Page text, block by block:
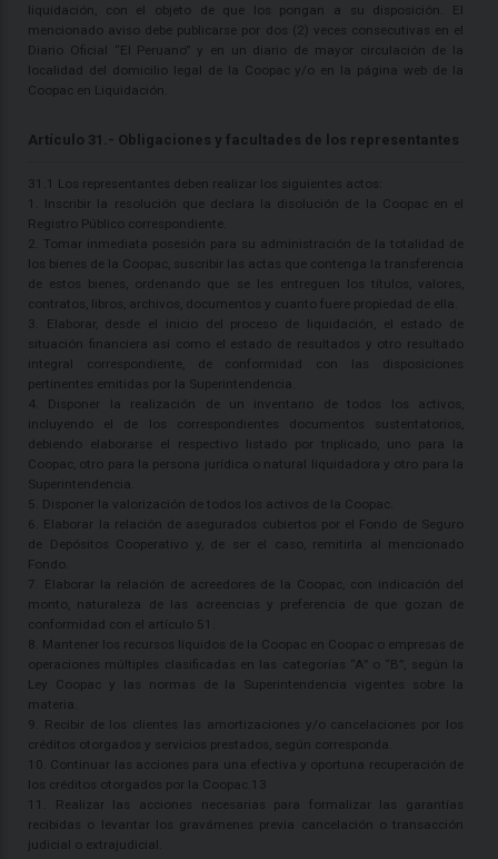
liquidación, con el objeto de que los pongan a su disposición. El
mencionado aviso debe publicarse por dos (2) veces consecutivas en el
Diario Oficial “El Peruano” y en un diario de mayor circulación de la
localidad del domicilio legal de la Coopac y/o en la página web de la
Coopac en Liquidación.
Artículo 31.- Obligaciones y facultades de los representantes
31.1 Los representantes deben realizar los siguientes actos:
1. Inscribir la resolución que declara la disolución de la Coopac en el
Registro Público correspondiente.
2. Tomar inmediata posesión para su administración de la totalidad de
los bienes de la Coopac, suscribir las actas que contenga la transferencia
de estos bienes, ordenando que se les entreguen los títulos, valores,
contratos, libros, archivos, documentos y cuanto fuere propiedad de ella.
3. Elaborar, desde el inicio del proceso de liquidación, el estado de
situación financiera así como el estado de resultados y otro resultado
integral correspondiente, de conformidad con las disposiciones
pertinentes emitidas por la Superintendencia.
4. Disponer la realización de un inventario de todos los activos,
incluyendo el de los correspondientes documentos sustentatorios,
debiendo elaborarse el respectivo listado por triplicado, uno para la
Coopac, otro para la persona jurídica o natural liquidadora y otro para la
Superintendencia.
5. Disponer la valorización de todos los activos de la Coopac.
6. Elaborar la relación de asegurados cubiertos por el Fondo de Seguro
de Depósitos Cooperativo y, de ser el caso, remitirla al mencionado
Fondo.
7. Elaborar la relación de acreedores de la Coopac, con indicación del
monto, naturaleza de las acreencias y preferencia de que gozan de
conformidad con el artículo 51.
8. Mantener los recursos líquidos de la Coopac en Coopac o empresas de
operaciones múltiples clasificadas en las categorías “A” o “B”, según la
Ley Coopac y las normas de la Superintendencia vigentes sobre la
materia.
9. Recibir de los clientes las amortizaciones y/o cancelaciones por los
créditos otorgados y servicios prestados, según corresponda.
10. Continuar las acciones para una efectiva y oportuna recuperación de
los créditos otorgados por la Coopac.13
11. Realizar las acciones necesarias para formalizar las garantías
recibidas o levantar los gravámenes previa cancelación o transacción
judicial o extrajudicial.